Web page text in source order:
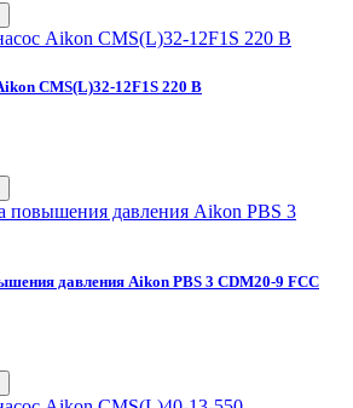
CMS(L)32-12F1S 220 В
давления Aikon PBS 3 CDM20-9 FCC